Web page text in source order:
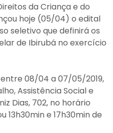
da Criança e do
hoje (05/04) o edital
seletivo que definirá os
de Ibirubá no exercício
08/04 a 07/05/2019,
Assistência Social e
Dias, 702, no horário
13h30min e 17h30min de